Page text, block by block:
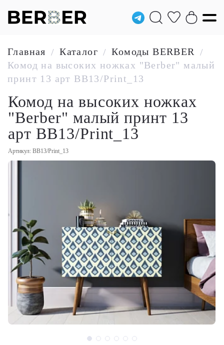
Главная / Каталог / Комоды BERBER /
Комод на высоких ножках "Berber" малый
принт 13 арт BB13/Print_13
Комод на высоких ножках
"Berber" малый принт 13
арт BB13/Print_13
Артикул: BB13/Print_13